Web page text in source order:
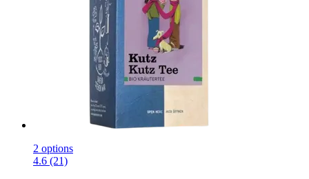
2 options
4.6 (21)